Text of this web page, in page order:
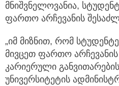
მნიშვნელოვანია,
ფართო არჩევანის
„იმ მიზნით, რომ
მივცეთ ფართო
კარიერული
უნივერსიტეტის